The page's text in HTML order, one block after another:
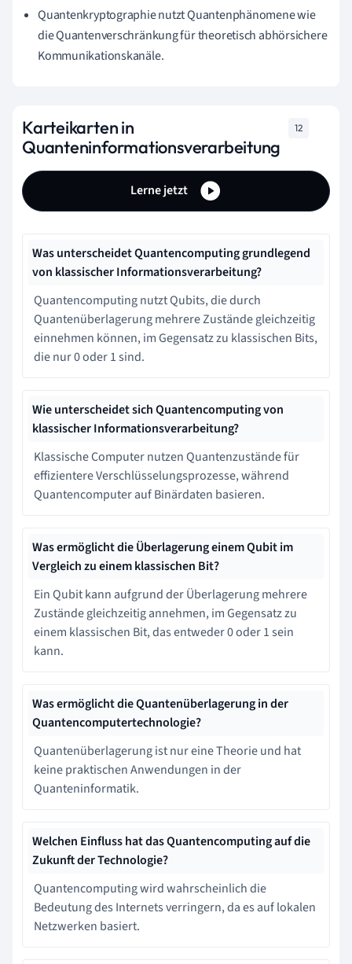
Quantenkryptographie nutzt Quantenphänomene wie
die Quantenverschränkung für theoretisch abhörsichere
Kommunikationskanäle.
Karteikarten in
Quanteninformationsverarbeitung
12
Lerne jetzt
Was unterscheidet Quantencomputing grundlegend
von klassischer Informationsverarbeitung?
Quantencomputing nutzt Qubits, die durch
Quantenüberlagerung mehrere Zustände gleichzeitig
einnehmen können, im Gegensatz zu klassischen Bits,
die nur 0 oder 1 sind.
Wie unterscheidet sich Quantencomputing von
klassischer Informationsverarbeitung?
Klassische Computer nutzen Quantenzustände für
effizientere Verschlüsselungsprozesse, während
Quantencomputer auf Binärdaten basieren.
Was ermöglicht die Überlagerung einem Qubit im
Vergleich zu einem klassischen Bit?
Ein Qubit kann aufgrund der Überlagerung mehrere
Zustände gleichzeitig annehmen, im Gegensatz zu
einem klassischen Bit, das entweder 0 oder 1 sein
kann.
Was ermöglicht die Quantenüberlagerung in der
Quantencomputertechnologie?
Quantenüberlagerung ist nur eine Theorie und hat
keine praktischen Anwendungen in der
Quanteninformatik.
Welchen Einfluss hat das Quantencomputing auf die
Zukunft der Technologie?
Quantencomputing wird wahrscheinlich die
Bedeutung des Internets verringern, da es auf lokalen
Netzwerken basiert.